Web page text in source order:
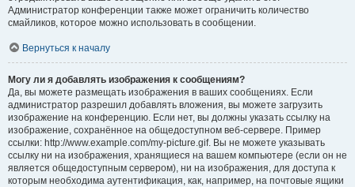
Администратор конференции также может ограничить количество
смайликов, которое можно использовать в сообщении.
Вернуться к началу
Могу ли я добавлять изображения к сообщениям?
Да, вы можете размещать изображения в ваших сообщениях. Если
администратор разрешил добавлять вложения, вы можете загрузить
изображение на конференцию. Если нет, вы должны указать ссылку на
изображение, сохранённое на общедоступном веб-сервере. Пример
ссылки: http://www.example.com/my-picture.gif. Вы не можете указывать
ссылку ни на изображения, хранящиеся на вашем компьютере (если он не
является общедоступным сервером), ни на изображения, для доступа к
которым необходима аутентификация, как, например, на почтовые ящики